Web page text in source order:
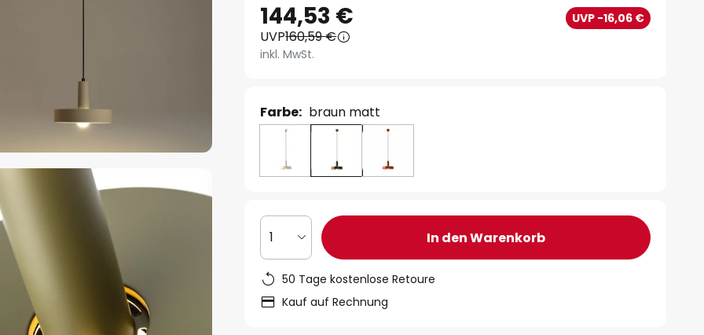
144,53 € UVP -16,06 €
UVP160,59 €
inkl. MwSt.
Farbe: braun matt
1 In den Warenkorb
50 Tage kostenlose Retoure
Kauf auf Rechnung